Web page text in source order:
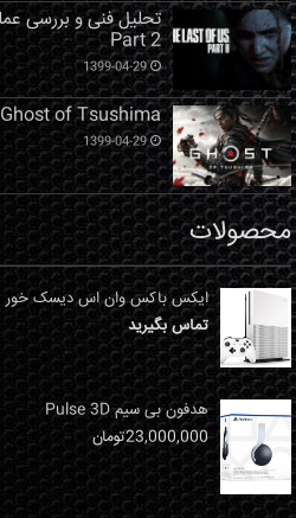
Part 2
1399-04-29
Ghost of Tsushima
1399-04-29
محصولات
ایکس باکس وان اس دیسک خور
تماس بگیرید
هدفون بی سیم Pulse 3D
23,000,000تومان